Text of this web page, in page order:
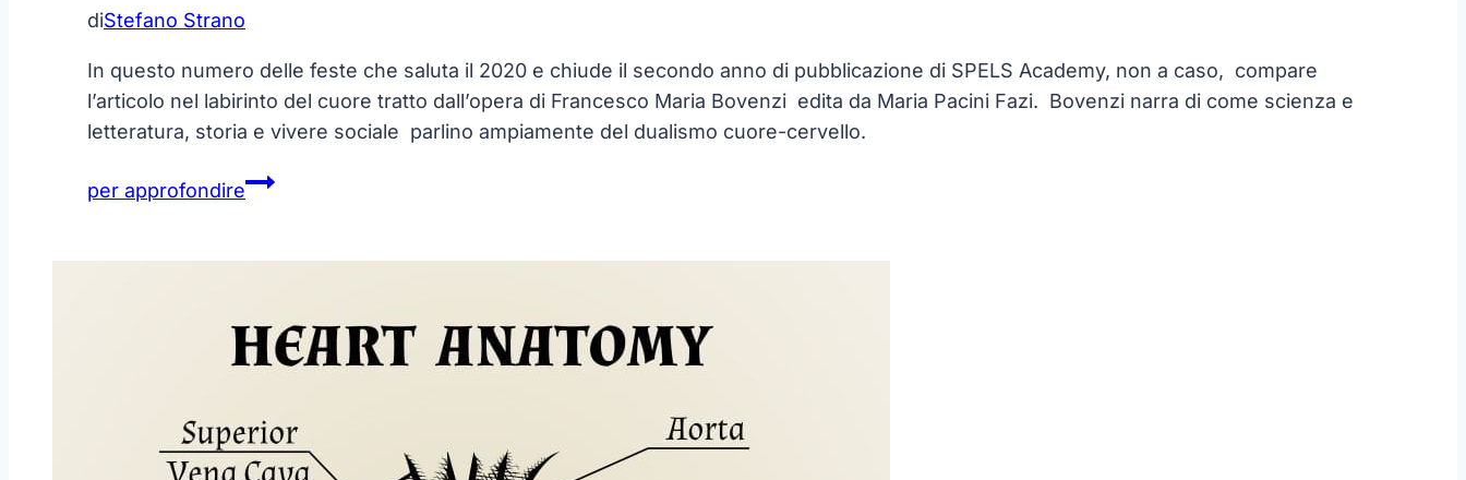
diStefano Strano
In questo numero delle feste che saluta il 2020 e chiude il secondo anno di pubblicazione di SPELS Academy, non a caso, compare
l’articolo nel labirinto del cuore tratto dall’opera di Francesco Maria Bovenzi edita da Maria Pacini Fazi. Bovenzi narra di come scienza e
letteratura, storia e vivere sociale parlino ampiamente del dualismo cuore-cervello.
per approfondireCuore